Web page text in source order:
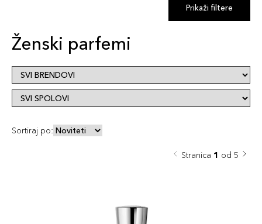
Prikaži filtere
Ženski parfemi
Sortiraj po:
Stranica 1 od 5